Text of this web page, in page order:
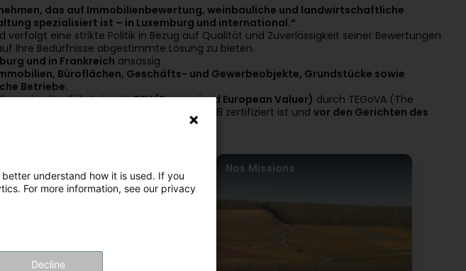
das auf Immobilienbewertung, weinbauliche und landwirtschaftliche
spezialisiert ist – in Luxemburg und international.“
verfolgt eine strikte Politik in Bezug auf Qualität und Zuverlässigkeit seiner Bewertungen
Ihre Bedürfnisse abgestimmte Lösung zu bieten.
und in Frankreich ansässig.
Büroflächen, Geschäfts- und Gewerbeobjekte, Grundstücke sowie
Betriebe.
durchgeführt, der alsREV (Recognized European Valuer) durch TEGoVA (The
unter der Nummer REV-FR/CEF/2021/28 zertifiziert ist und vor den Gerichten des
Nos valeurs Nos Missions
understand how it is used. If you
For more information, see our privacy
Decline